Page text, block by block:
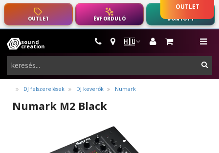
OUTLET ÉVFORDULÓ BONTOTT
🇭🇺
sound
creation
hangszerek,
pro-
audio
felszerelés
DJ felszerelések DJ keverők Numark
Numark M2 Black
OUTLET